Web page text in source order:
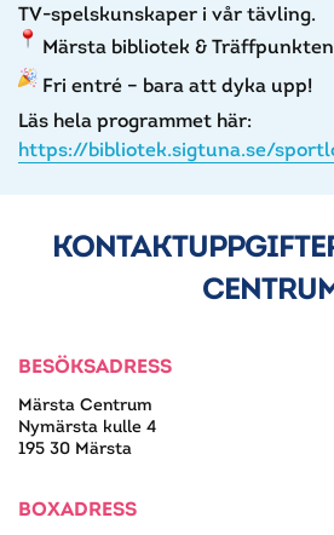
TV‑spelskunskaper i vår tävling.
Märsta bibliotek &
Fri entré – bara att dyka upp!
Läs hela programmet här:
https://bibliotek.sigtuna.se/
BESÖKSADRESS
Märsta Centrum
Nymärsta kulle 4
195 30 Märsta
BOXADRESS